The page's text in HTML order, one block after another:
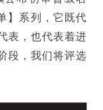
】系列，它既代
表，也代表着进
段，我们将评选